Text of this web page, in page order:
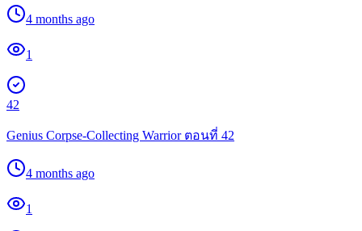
4 months ago
1
42
Genius Corpse-Collecting Warrior ตอนที่ 42
4 months ago
1